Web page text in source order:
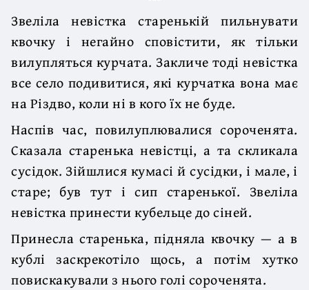
Звеліла невістка старенькій пильнувати
квочку і негайно сповістити, як тільки
вилупляться курчата. Закличе тоді невістка
все село подивитися, які курчатка вона має
на Різдво, коли ні в кого їх не буде.
Наспів час, повилуплювалися сороченята.
Сказала старенька невістці, а та скликала
сусідок. Зійшлися кумасі й сусідки, і мале, і
старе; був тут і сип старенької. Звеліла
невістка принести кубельце до сіней.
Принесла старенька, підняла квочку — а в
кублі заскрекотіло щось, а потім хутко
повискакували з нього голі сороченята.